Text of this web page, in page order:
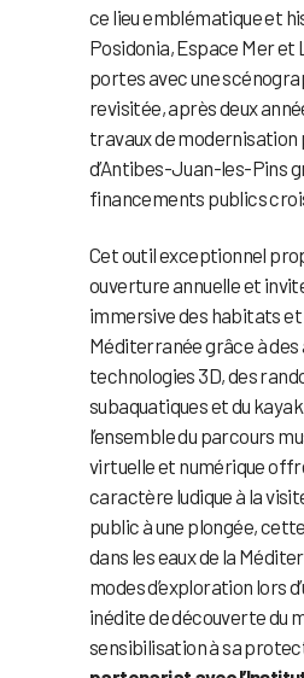
ce lieu emblématique et
Posidonia, Espace Mer
portes avec une
revisitée, après deux
travaux de modernisation
d’Antibes-Juan-les-Pins
financements publics
Cet outil exceptionnel
ouverture annuelle et
immersive des habitats et
Méditerranée grâce à des
technologies 3D, des
subaquatiques et du
l’ensemble du parcours
virtuelle et numérique
caractère ludique à la
public à une plongée,
dans les eaux de la
modes d’exploration lors
inédite de découverte du
sensibilisation à sa